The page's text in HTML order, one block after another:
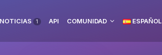
NOTICIAS 1 API COMUNIDAD ESPAÑOL